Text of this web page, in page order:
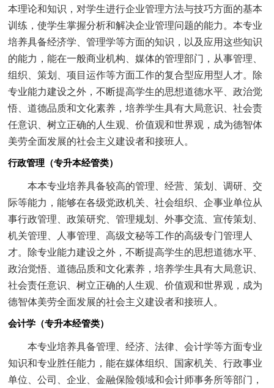
本理论和知识，对学生进行企业管理方法与技巧方面的基本
训练，使学生掌握分析和解决企业管理问题的能力。本专业
培养具备经济学、管理学等方面的知识，以及应用这些知识
的能力，能在一般商业机构、媒体的管理部门，从事管理、
组织、策划、项目运作等方面工作的复合型应用型人才。除
专业能力建设之外，不断提高学生的思想道德水平、政治觉
悟、道德品质和文化素养，培养学生具有大局意识、社会责
任意识、树立正确的人生观、价值观和世界观，成为德智体
美劳全面发展的社会主义建设者和接班人。
行政管理（专升本经管类）
本本专业培养具备较高的管理、经营、策划、调研、交
际等能力，能够在各级党政机关、社会组织、企事业单位从
事行政管理、政策研究、管理规划、外事交流、宣传策划、
机关管理、人事管理、高级文秘等工作的高级专门管理人
才。除专业能力建设之外，不断提高学生的思想道德水平、
政治觉悟、道德品质和文化素养，培养学生具有大局意识、
社会责任意识、树立正确的人生观、价值观和世界观，成为
德智体美劳全面发展的社会主义建设者和接班人。
会计学（专升本经管类）
本专业培养具备管理、经济、法律、会计学等方面专业
知识和专业胜任能力，能在媒体组织、国家机关、行政事业
单位、公司、企业、金融保险领域和会计师事务所等部门，